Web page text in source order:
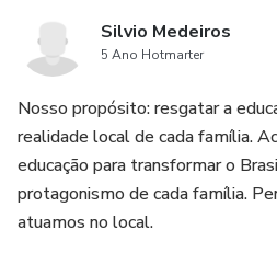
propósito: investigar com
primárias, os acontecimentos e
osso" que escreveram a nossa
uma maneira fácil e agradável
esconder as páginas tristes da
reconhecendo o que temos de
✅ 40 aulas
Silvio Medeiros
5 Ano Hotmarter
Nosso propósito: resgatar a
realidade local de cada família.
educação para transformar o
protagonismo de cada família.
atuamos no local.